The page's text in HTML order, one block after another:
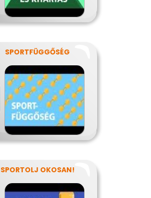
SPORTFÜGGŐSÉG
SPORTOLJ OKOSAN!